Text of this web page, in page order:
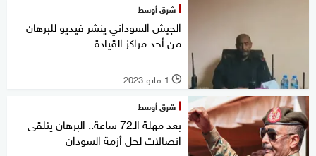
شرق أوسط
الجيش السوداني ينشر فيديو للبرهان
من أحد مراكز القيادة
l 1 مايو 2023
شرق أوسط
بعد مهلة الـ72 ساعة.. البرهان يتلقى
اتصالات لحل أزمة السودان